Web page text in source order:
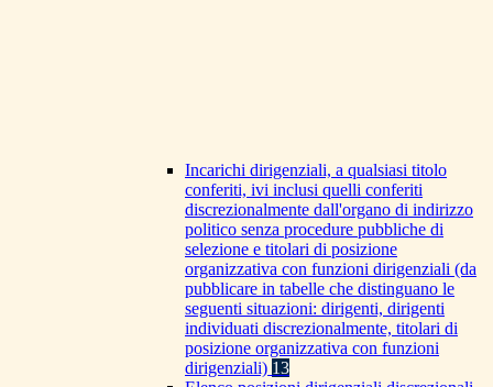
Incarichi dirigenziali, a qualsiasi titolo
conferiti, ivi inclusi quelli conferiti
discrezionalmente dall'organo di indirizzo
politico senza procedure pubbliche di
selezione e titolari di posizione
organizzativa con funzioni dirigenziali (da
pubblicare in tabelle che distinguano le
seguenti situazioni: dirigenti, dirigenti
individuati discrezionalmente, titolari di
posizione organizzativa con funzioni
dirigenziali) 13